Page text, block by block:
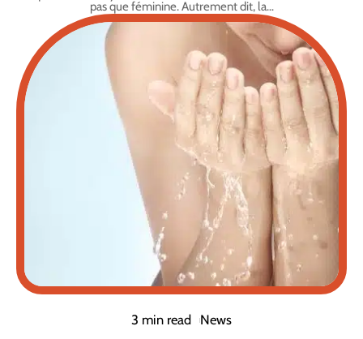
pas que féminine. Autrement dit, la…
3 min read News